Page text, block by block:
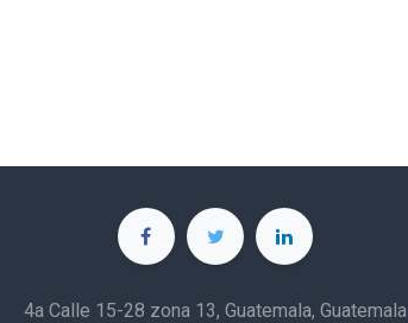
4a Calle 15-28 zona 13, Guatemala, Guatemala